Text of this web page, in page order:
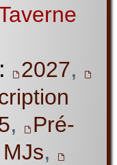
2027,
,
Pré-
,